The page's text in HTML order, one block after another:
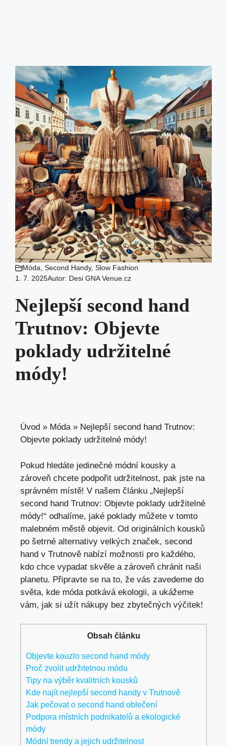
Móda Second Handy, Slow Fashion
1. 7. 2025Autor: Desi GNA Venue.cz
Nejlepší second hand
Trutnov: Objevte
poklady udržitelné
módy!
Úvod » Móda» Nejlepší second hand Trutnov:
Objevte poklady udržitelné módy!
Pokud hledáte jedinečné módní ⁣kousky a
zároveň chcete podpořit udržitelnost, pak jste na⁣
správném místě! V našem článku‌ „Nejlepší
second hand ‍Trutnov: Objevte ​poklady⁣ udržitelné
módy!“ odhalíme, jaké poklady můžete v tomto
malebném městě ‌objevit. Od⁤ originálních ‍kousků
po šetrné alternativy velkých​ značek, second
⁢hand v Trutnově nabízí ⁣možnosti ⁣pro každého,
kdo chce vypadat skvěle a‍ zároveň chránit​ naši
planetu. Připravte se na to, že vás‌ zavedeme do
světa, kde⁢ móda potkává ekologii, ​a ukážeme
vám, jak si užít nákupy bez⁣ zbytečných výčitek!
Obsah článku
Objevte kouzlo second hand módy
Proč zvolit udržitelnou⁣ módu
Tipy na ‍výběr kvalitních kousků
Kde najít nejlepší second handy v Trutnově
Jak pečovat⁢ o second hand ‌oblečení
Podpora místních podnikatelů a ekologické
módy
Módní trendy ‍a jejich udržitelnost